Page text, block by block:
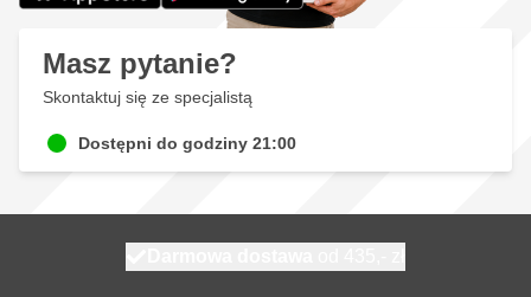
Masz pytanie?
Skontaktuj się ze specjalistą
Dostępni do godziny 21:00